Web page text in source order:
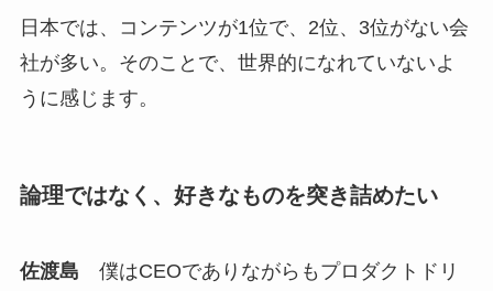
日本では、コンテンツが1位で、2位、3位がない会
社が多い。そのことで、世界的になれていないよ
うに感じます。
論理ではなく、好きなものを突き詰めたい
佐渡島 僕はCEOでありながらもプロダクトドリ